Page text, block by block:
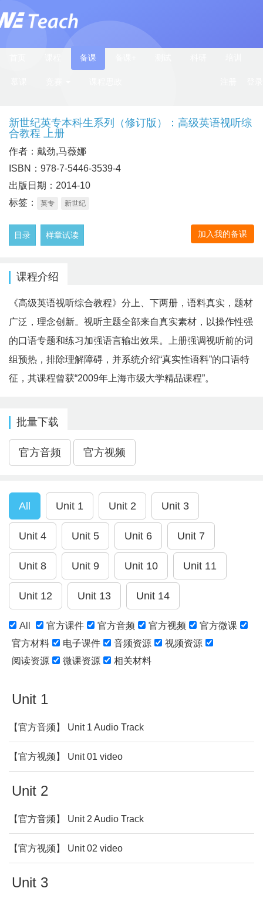
备课
新世纪英专本科生系列（修订版）：高级英语视听综
合教程 上册
作者：戴劲,马薇娜
ISBN：978-7-5446-3539-4
出版日期：2014-10
标签：
英专 新世纪
目录 样章试读 加入我的备课
课程介绍
《高级英语视听综合教程》分上、下两册，语料真实，题材
广泛，理念创新。视听主题全部来自真实素材，以操作性强
的口语专题和练习加强语言输出效果。上册强调视听前的词
组预热，排除理解障碍，并系统介绍“真实性语料”的口语特
征，其课程曾获“2009年上海市级大学精品课程”。
批量下载
All 官方课件 官方音频 官方视频
官方微课
官方材料
电子课件 音频资源
视频资源
阅读资源
微课资源 相关材料
Unit 1
【官方音频】 Unit 1 Audio Track
【官方视频】 Unit 01 video
Unit 2
【官方音频】 Unit 2 Audio Track
【官方视频】 Unit 02 video
Unit 3